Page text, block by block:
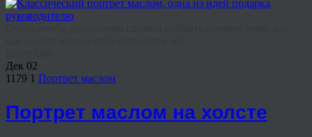
Дек 02
1179 1 Портрет маслом
Портрет маслом на холсте